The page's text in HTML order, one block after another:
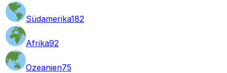
Südamerika182
Afrika92
Ozeanien75